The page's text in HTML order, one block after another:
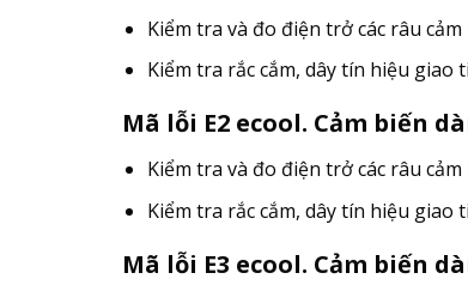
Kiểm tra và đo điện trở các râu
Kiểm tra rắc cắm, dây tín hiệu giao
Mã lỗi E2 ecool. Cảm biến
Kiểm tra và đo điện trở các râu
Kiểm tra rắc cắm, dây tín hiệu giao
Mã lỗi E3 ecool. Cảm biến